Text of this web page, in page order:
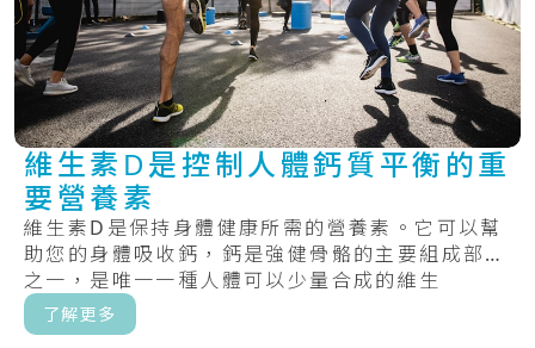
維生素D是控制人體鈣質平衡的重
要營養素
維生素D是保持身體健康所需的營養素。它可以幫
助您的身體吸收鈣，鈣是強健骨骼的主要組成部分
之一，是唯一一種人體可以少量合成的維生
素。.....
了解更多